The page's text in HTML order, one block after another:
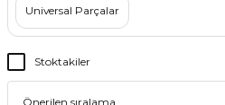
Universal Parçalar
Stoktakiler